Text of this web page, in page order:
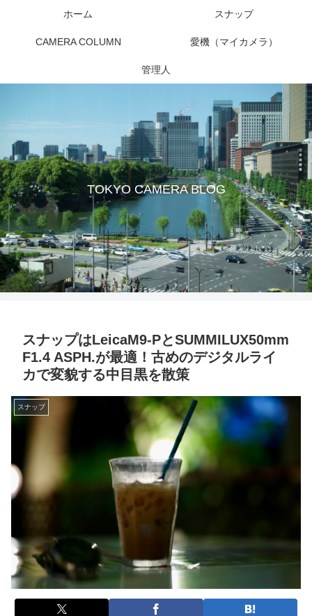
TOKYO CAMERA BLOG
ホーム スナップ
CAMERA COLUMN 愛機（マイカメラ）
管理人
スナップはLeicaM9-PとSUMMILUX50mm
F1.4 ASPH.が最適！古めのデジタルライ
カで変貌する中目黒を散策
スナップ